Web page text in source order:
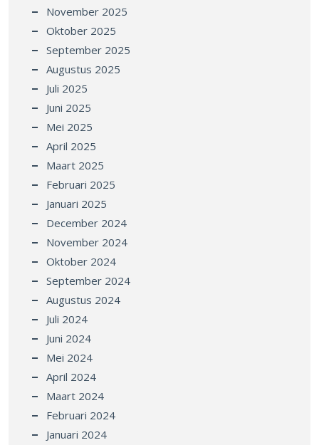
November 2025
Oktober 2025
September 2025
Augustus 2025
Juli 2025
Juni 2025
Mei 2025
April 2025
Maart 2025
Februari 2025
Januari 2025
December 2024
November 2024
Oktober 2024
September 2024
Augustus 2024
Juli 2024
Juni 2024
Mei 2024
April 2024
Maart 2024
Februari 2024
Januari 2024